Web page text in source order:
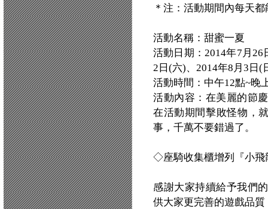
＊注：活動期間內每天
活動名稱：甜蜜一夏
活動日期：2014年7月
2日(六)、2014年8月3日(
活動時間：中午12點~晚
活動內容：在美麗的節
在活動期間擊敗怪物，
事，千萬不要錯過了。
◇座騎收集櫃增列『小飛
感謝大家持續給予我們
供大家更完善的遊戲品質